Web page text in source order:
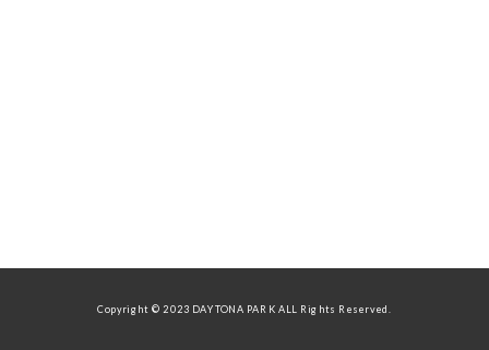
Copyright © 2023 DAYTONA PARK ALL Rights Reserved.